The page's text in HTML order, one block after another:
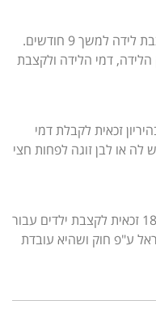
למשך 9 חודשים.
דמי הלידה ולקצבת
זכאית לקבלת דמי
לה או לבן זוגה לפחות חצי
עובדת זרה שיש לה ילדיה מתחת לגיל 18 זכאית לקצבת ילדים עבור
ע"פ חוק ושהיא עובדת